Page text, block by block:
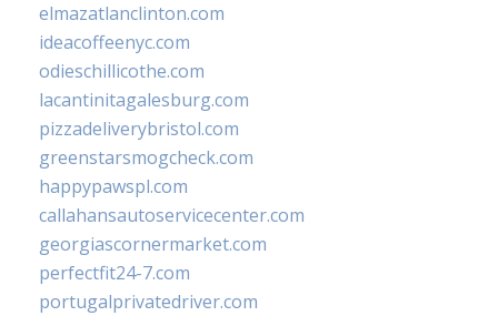
elmazatlanclinton.com
ideacoffeenyc.com
odieschillicothe.com
lacantinitagalesburg.com
pizzadeliverybristol.com
greenstarsmogcheck.com
happypawspl.com
callahansautoservicecenter.com
georgiascornermarket.com
perfectfit24-7.com
portugalprivatedriver.com